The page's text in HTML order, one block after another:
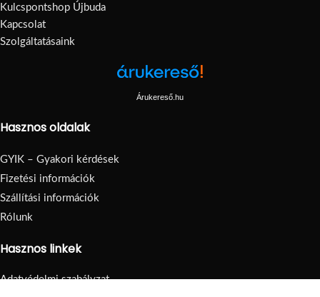
Kulcspontshop Újbuda
Kapcsolat
Szolgáltatásaink
Árukereső.hu
Hasznos oldalak
GYIK – Gyakori kérdések
Fizetési információk
Szállítási információk
Rólunk
Hasznos linkek
Adatvédelmi szabályzat